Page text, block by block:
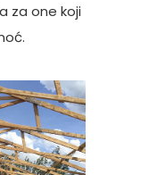
za one koji